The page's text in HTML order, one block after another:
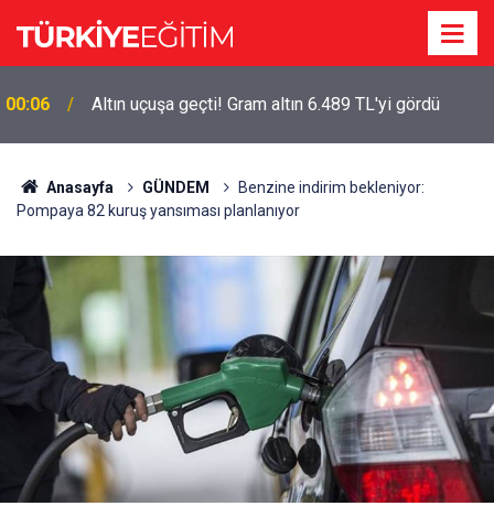
00:06 Altın uçuşa geçti! Gram altın 6.489 TL'yi gördü
Anasayfa GÜNDEM
Benzine indirim bekleniyor:
Pompaya 82 kuruş yansıması planlanıyor